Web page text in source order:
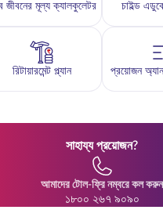
জীবনের মূল্য ক্যালকুলেটর চাইল্ড
রিটায়ারমেন্ট প্ল্যান প্রয়োজন
সাহায্য প্রয়োজন?
আমাদের টোল-ফ্রি নম্বরে কল করুন
১৮০০ ২৬৭ ৯০৯০